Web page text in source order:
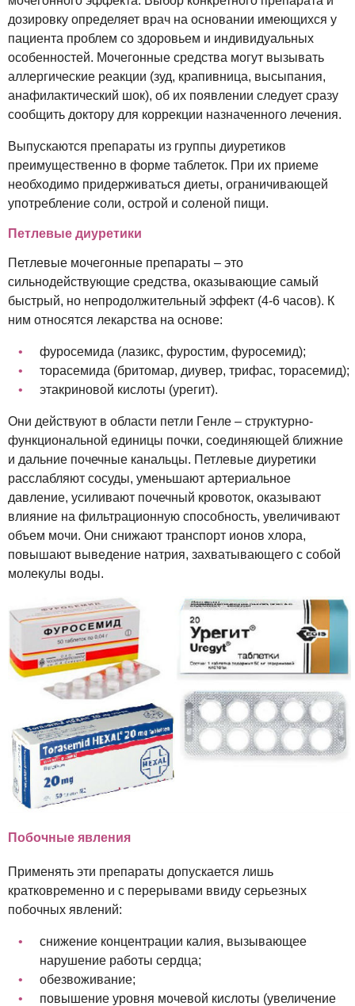
дозировку определяет врач на основании имеющихся у
пациента проблем со здоровьем и индивидуальных
особенностей. Мочегонные средства могут вызывать
аллергические реакции (зуд, крапивница, высыпания,
анафилактический шок), об их появлении следует сразу
сообщить доктору для коррекции назначенного лечения.
Выпускаются препараты из группы диуретиков
преимущественно в форме таблеток. При их приеме
необходимо придерживаться диеты, ограничивающей
употребление соли, острой и соленой пищи.
Петлевые диуретики
Петлевые мочегонные препараты – это
сильнодействующие средства, оказывающие самый
быстрый, но непродолжительный эффект (4-6 часов). К
ним относятся лекарства на основе:
фуросемида (лазикс, фуростим, фуросемид);
торасемида (бритомар, диувер, трифас, торасемид);
этакриновой кислоты (урегит).
Они действуют в области петли Генле – структурно-
функциональной единицы почки, соединяющей ближние
и дальние почечные канальцы. Петлевые диуретики
расслабляют сосуды, уменьшают артериальное
давление, усиливают почечный кровоток, оказывают
влияние на фильтрационную способность, увеличивают
объем мочи. Они снижают транспорт ионов хлора,
повышают выведение натрия, захватывающего с собой
молекулы воды.
Побочные явления
Применять эти препараты допускается лишь
кратковременно и с перерывами ввиду серьезных
побочных явлений:
снижение концентрации калия, вызывающее
нарушение работы сердца;
обезвоживание;
повышение уровня мочевой кислоты (увеличение